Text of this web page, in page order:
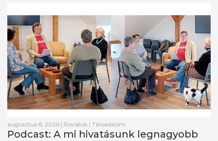
augusztus 6, 2026 | Rovatok | Társadalom
Podcast: A mi hivatásunk legnagyobb